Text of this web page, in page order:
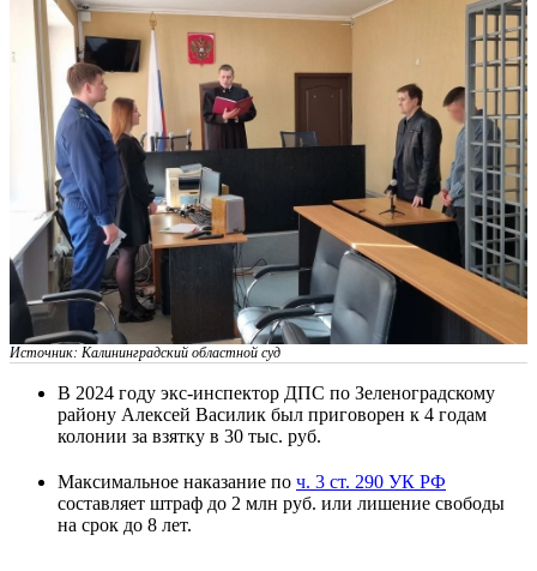
Источник: Калининградский областной суд
В 2024 году экс-инспектор ДПС по Зеленоградскому
району Алексей Василик был приговорен к 4 годам
колонии за взятку в 30 тыс. руб.
Максимальное наказание по ч. 3 ст. 290 УК РФ
составляет штраф до 2 млн руб. или лишение свободы
на срок до 8 лет.